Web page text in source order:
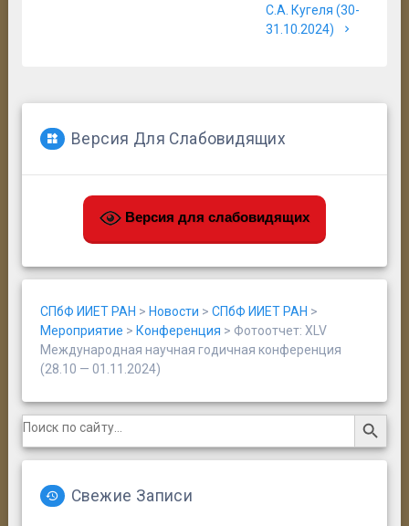
С.А. Кугеля (30-
31.10.2024)
Версия Для Слабовидящих
Версия для слабовидящих
СПбФ ИИЕТ РАН > Новости > СПбФ ИИЕТ РАН >
Мероприятие > Конференция > Фотоотчет: XLV
Международная научная годичная конференция
(28.10 — 01.11.2024)
Search
for:
Search Button
Свежие Записи